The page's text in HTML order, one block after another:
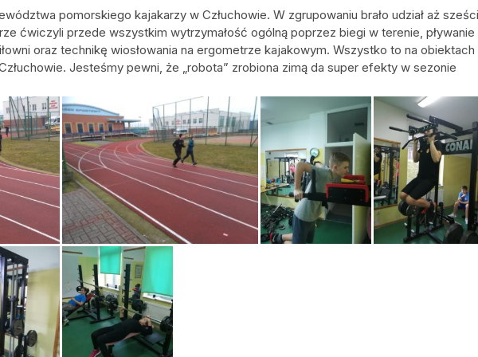
pomorskiego kajakarzy w Człuchowie. W zgrupowaniu brało udział aż
ćwiczyli przede wszystkim wytrzymałość ogólną poprzez biegi w terenie, pływanie
oraz technikę wiosłowania na ergometrze kajakowym. Wszystko to na obiektach
Jesteśmy pewni, że „robota” zrobiona zimą da super efekty w sezonie